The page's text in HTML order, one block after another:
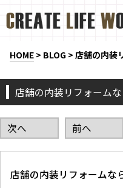
HOME > BLOG > 店舗の内装
店舗の内装リフォーム
次へ 前へ
店舗の内装リフォームな